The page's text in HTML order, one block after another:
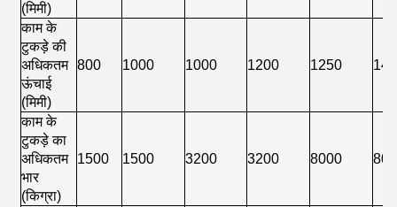
(मिमी)
काम के
टुकड़े की
अधिकतम
ऊंचाई
(मिमी)
800 1000 1000 1200 1250
काम के
टुकड़े का
अधिकतम
भार
(किग्रा)
1500 1500 3200 3200 8000